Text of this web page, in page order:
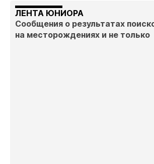
ЛЕНТА ЮНИОРА
Сообщения о результатах
на месторождениях и не только